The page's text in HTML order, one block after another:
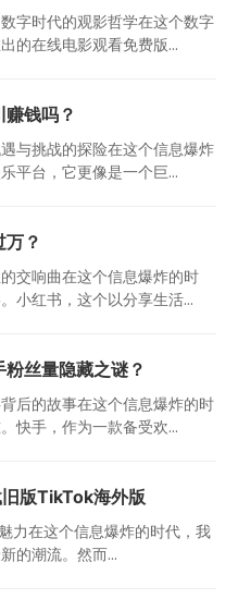
字时代的观影哲学在这个数字
的在线电影观看免费版...
钱吗？
与挑战的探险在这个信息爆炸
平台，它更像是一个巨...
？
交响曲在这个信息爆炸的时
小红书，这个以分享生活...
丝量隐藏之谜？
后的故事在这个信息爆炸的时
快手，作为一款备受欢...
版TikTok海外版
力在这个信息爆炸的时代，我
的潮流。然而...